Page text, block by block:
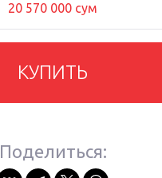
20 570 000 сум
КУПИТЬ
Поделиться: